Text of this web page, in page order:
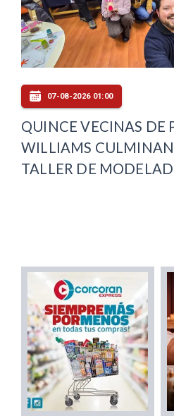
07-08-2026 01:00
QUINCE VECINAS DE
WILLIAMS
TALLER DE